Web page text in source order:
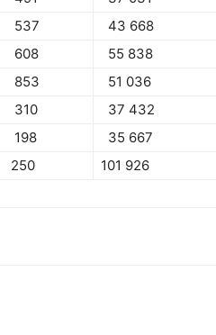
537
43 668
608
55 838
853
51 036
310
37 432
198
35 667
250
101 926